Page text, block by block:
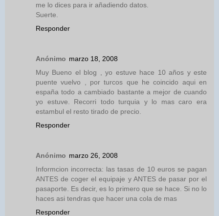
me lo dices para ir añadiendo datos.
Suerte.
Responder
Anónimo marzo 18, 2008
Muy Bueno el blog , yo estuve hace 10 años y este
puente vuelvo , por turcos que he coincido aqui en
españa todo a cambiado bastante a mejor de cuando
yo estuve. Recorri todo turquia y lo mas caro era
estambul el resto tirado de precio.
Responder
Anónimo marzo 26, 2008
Informcion incorrecta: las tasas de 10 euros se pagan
ANTES de coger el equipaje y ANTES de pasar por el
pasaporte. Es decir, es lo primero que se hace. Si no lo
haces asi tendras que hacer una cola de mas
Responder